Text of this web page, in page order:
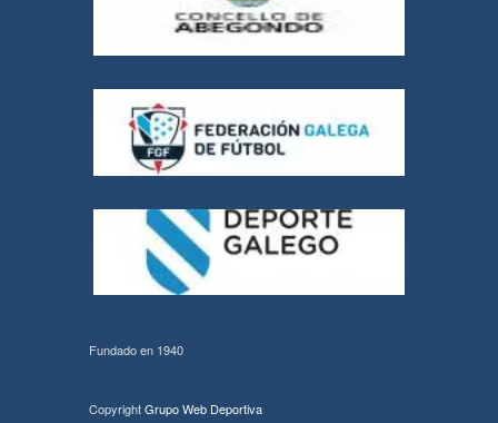
Fundado en 1940
CopyrightGrupo Web Deportiva